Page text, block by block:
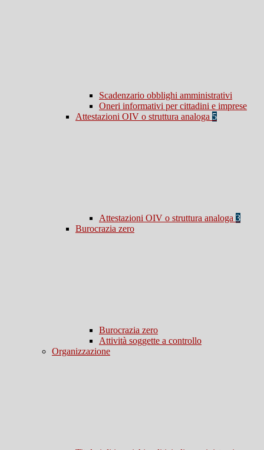
Scadenzario obblighi amministrativi
Oneri informativi per cittadini e imprese
Attestazioni OIV o struttura analoga 5
Attestazioni OIV o struttura analoga 3
Burocrazia zero
Burocrazia zero
Attività soggette a controllo
Organizzazione